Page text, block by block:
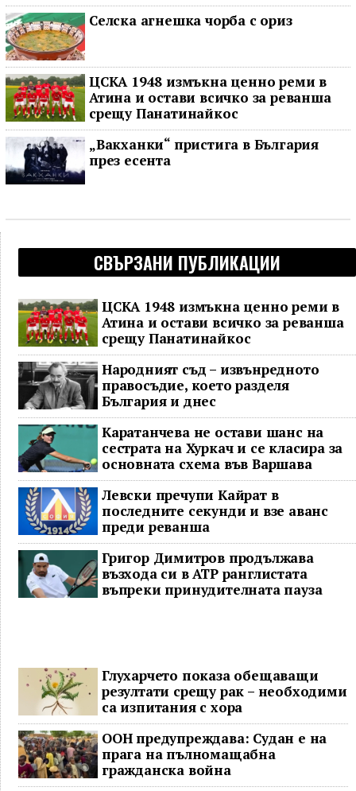
Селска агнешка чорба с ориз
ЦСКА 1948 измъкна ценно реми в
Атина и остави всичко за реванша
срещу Панатинайкос
„Вакханки“ пристига в България
през есента
СВЪРЗАНИ ПУБЛИКАЦИИ
ЦСКА 1948 измъкна ценно реми в
Атина и остави всичко за реванша
срещу Панатинайкос
Народният съд – извънредното
правосъдие, което разделя
България и днес
Каратанчева не остави шанс на
сестрата на Хуркач и се класира за
основната схема във Варшава
Левски пречупи Кайрат в
последните секунди и взе аванс
преди реванша
Григор Димитров продължава
възхода си в ATP ранглистата
въпреки принудителната пауза
Глухарчето показа обещаващи
резултати срещу рак – необходими
са изпитания с хора
ООН предупреждава: Судан е на
прага на пълномащабна
гражданска война